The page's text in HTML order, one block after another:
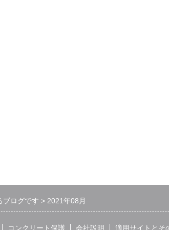
ブログです 2021年08月
コンクリート保護 会社説明 適用サイトとそ